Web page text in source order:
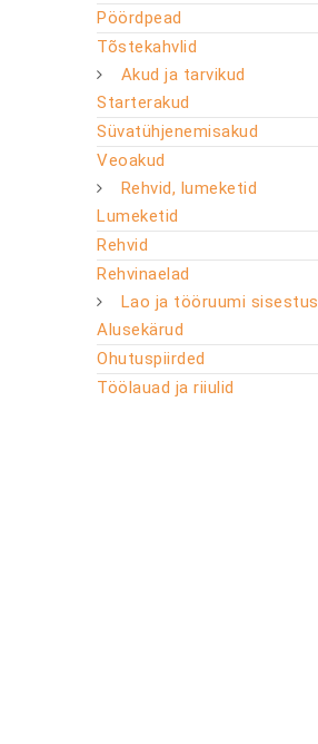
Pöördpead
Tõstekahvlid
Akud ja tarvikud
Starterakud
Süvatühjenemisakud
Veoakud
Rehvid, lumeketid
Lumeketid
Rehvid
Rehvinaelad
Lao ja tööruumi sisestus
Alusekärud
Ohutuspiirded
Töölauad ja riiulid